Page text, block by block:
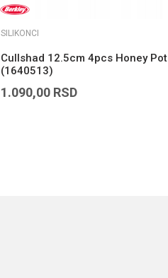
SILIKONCI
Cullshad 12.5cm 4pcs Honey Pot
(1640513)
1.090,00 RSD